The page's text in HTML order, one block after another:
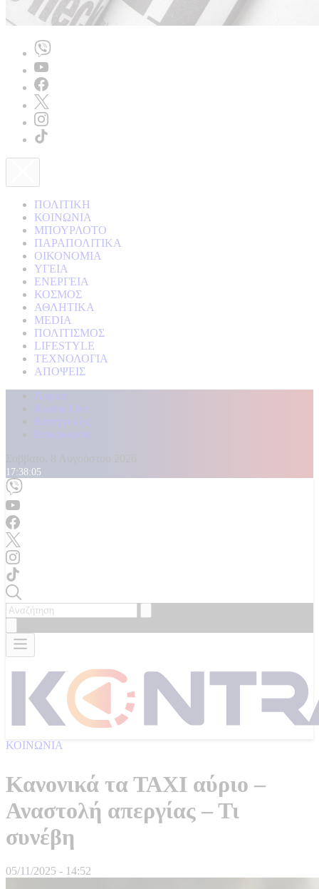
ΠΟΛΙΤΙΚΗ
ΚΟΙΝΩΝΙΑ
ΜΠΟΥΡΛΟΤΟ
ΠΑΡΑΠΟΛΙΤΙΚΑ
ΟΙΚΟΝΟΜΙΑ
ΥΓΕΙΑ
ΕΝΕΡΓΕΙΑ
ΚΟΣΜΟΣ
ΑΘΛΗΤΙΚΑ
MEDIA
ΠΟΛΙΤΙΣΜΟΣ
LIFESTYLE
ΤΕΧΝΟΛΟΓΙΑ
ΑΠΟΨΕΙΣ
Αρχική
Kontra Live
Καταγγελίες
Επικοινωνία
17:38:07
ΚΟΙΝΩΝΙΑ
Κανονικά τα ΤΑΧΙ αύριο –
Αναστολή απεργίας – Τι
συνέβη
05/11/2025 - 14:52